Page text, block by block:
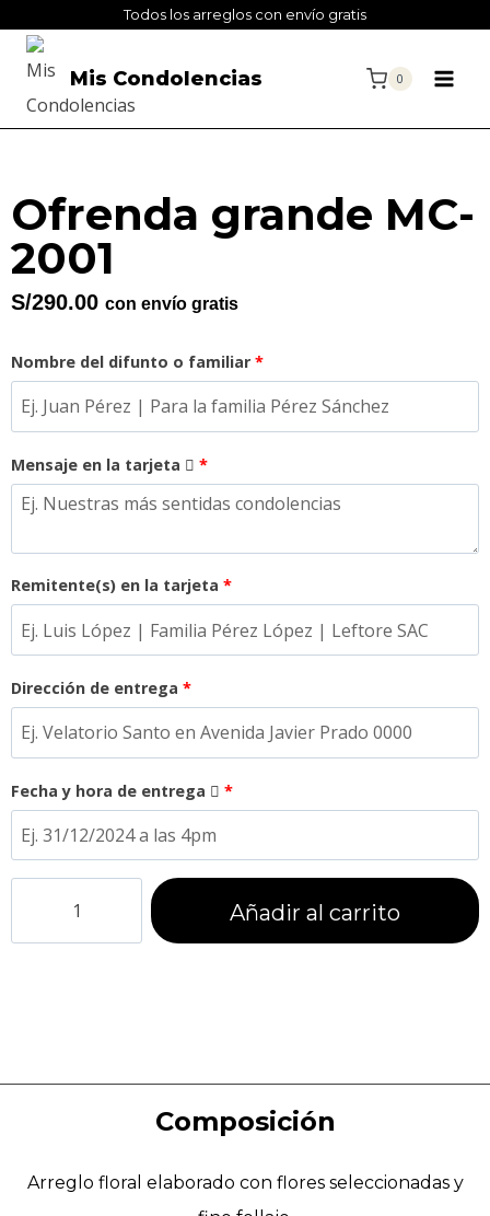
Todos los arreglos con envío gratis
Mis Condolencias 0
Ofrenda grande MC-
2001
S/290.00 con envío gratis
Nombre del difunto o familiar *
Mensaje en la tarjeta *
Remitente(s) en la tarjeta *
Dirección de entrega *
Fecha y hora de entrega *
Añadir al carrito
Composición
Arreglo floral elaborado con flores seleccionadas y